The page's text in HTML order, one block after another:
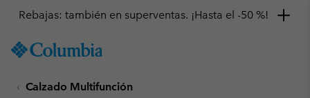
TO
SKIP
Rebajas: también en superventas. ¡Hasta el -50 %!
Calzado Multifunción